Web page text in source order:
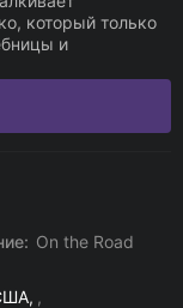
который только
и
On the Road
,